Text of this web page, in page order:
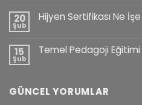
20
Şub
Hijyen Sertifikası Ne
15
Şub
Temel Pedagoji Eğitimi
GÜNCEL YORUMLAR